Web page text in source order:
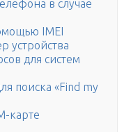
в случае
IMEI
устройства
для систем
поиска «Find my
карте